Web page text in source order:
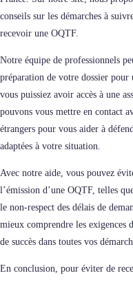
conseils sur les démarches à
recevoir une OQTF.
Notre équipe de professionnels
préparation de votre dossier
vous puissiez avoir accès à une
pouvons vous mettre en contact
étrangers pour vous aider à
adaptées à votre situation.
Avec notre aide, vous pouvez
l’émission d’une OQTF, telles
le non-respect des délais de
mieux comprendre les exigences
de succès dans toutes vos
En conclusion, pour éviter de